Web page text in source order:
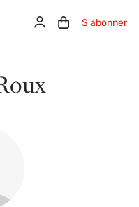
ConnexionPanier (0)
S'abonner